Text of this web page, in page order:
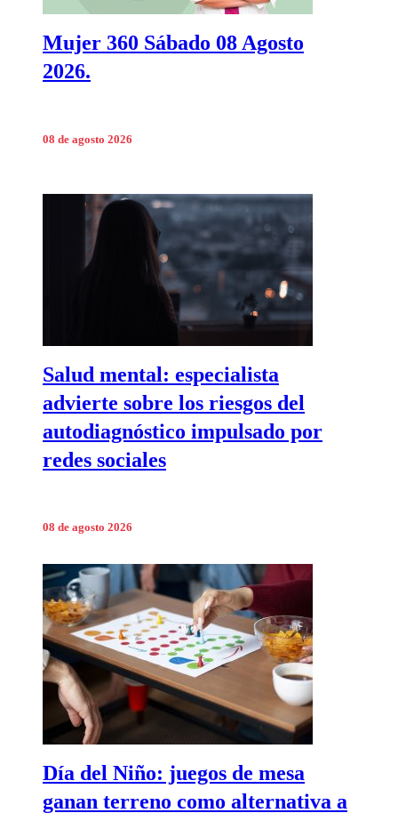
Mujer 360 Sábado 08 Agosto
2026.
08 de agosto 2026
Salud mental: especialista
advierte sobre los riesgos del
autodiagnóstico impulsado por
redes sociales
08 de agosto 2026
Día del Niño: juegos de mesa
ganan terreno como alternativa a